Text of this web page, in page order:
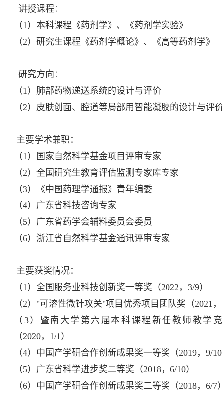
讲授课程：
（1）本科课程《药剂学》、《药剂学实验》
（2）研究生课程《药剂学概论》、《高等药剂学》
研究方向：
（1）肺部药物递送系统的设计与评价
（2）皮肤创面、腔道等局部用智能凝胶的设计与评
主要学术兼职：
（1）国家自然科学基金项目评审专家
（2）全国研究生教育评估监测专家库专家
（3）《中国药理学通报》青年编委
（4）广东省科技咨询专家
（5）广东省药学会辅料委员会委员
（6）浙江省自然科学基金通讯评审专家
主要获奖情况：
（1）全国服务业科技创新奖一等奖（2022，3/9）
（2）"可溶性微针攻关"项目优秀项目团队奖（2021
（3）暨南大学第六届本科课程新任教师教学
（2020，1/1）
（4）中国产学研合作创新成果奖一等奖（2019，9/
（5）广东省科学进步奖二等奖（2018，6/10）
（6）中国产学研合作创新成果奖二等奖（2018，6/7